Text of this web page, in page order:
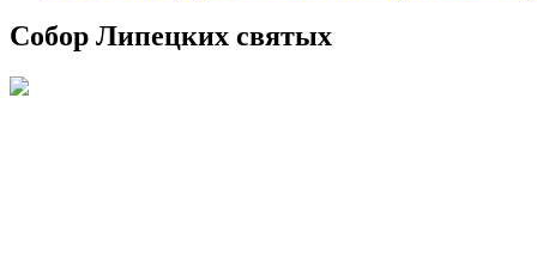
Собор Липецких святых